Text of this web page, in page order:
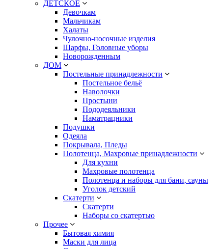
ДЕТСКОЕ
Девочкам
Мальчикам
Халаты
Чулочно-носочные изделия
Шарфы, Головные уборы
Новорожденным
ДОМ
Постельные принадлежности
Постельное бельё
Наволочки
Простыни
Пододеяльники
Наматрацники
Подушки
Одеяла
Покрывала, Пледы
Полотенца, Махровые принадлежности
Для кухни
Махровые полотенца
Полотенца и наборы для бани, сауны
Уголок детский
Скатерти
Скатерти
Наборы со скатертью
Прочее
Бытовая химия
Маски для лица